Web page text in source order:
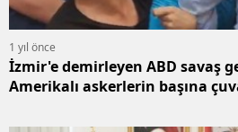
1 yıl önce
İzmir'e demirleyen ABD savaş
Amerikalı askerlerin başına